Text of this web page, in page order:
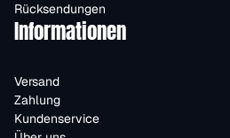
Rücksendungen
Informationen
Versand
Zahlung
Kundenservice